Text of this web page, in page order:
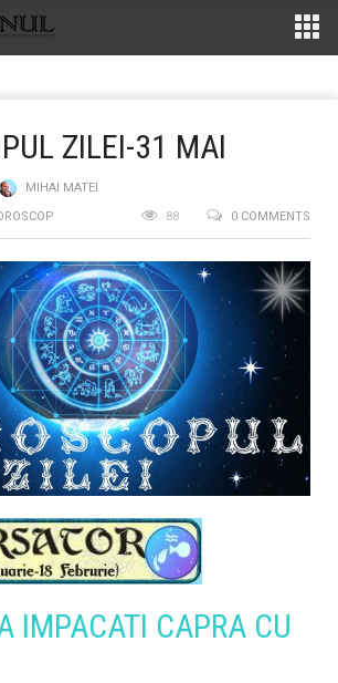
ZILEI-31 MAI
MIHAI MATEI
0 COMMENTS
88
IMPACATI CAPRA CU